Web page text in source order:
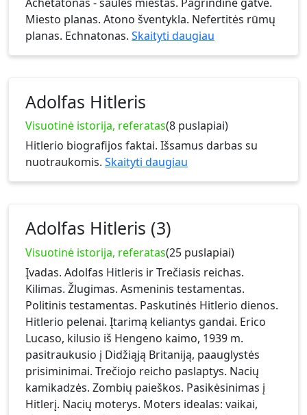
Miesto planas. Atono šventykla. Nefertitės rūmų
planas. Echnatonas. Skaityti daugiau
Adolfas Hitleris
Visuotinė istorija, referatas(8 puslapiai)
Hitlerio biografijos faktai. Išsamus darbas su
nuotraukomis. Skaityti daugiau
Adolfas Hitleris (3)
Visuotinė istorija, referatas(25 puslapiai)
Įvadas. Adolfas Hitleris ir Trečiasis reichas.
Kilimas. Žlugimas. Asmeninis testamentas.
Politinis testamentas. Paskutinės Hitlerio dienos.
Hitlerio pelenai. Įtarimą keliantys gandai. Erico
Lucaso, kilusio iš Hengeno kaimo, 1939 m.
pasitraukusio į Didžiąją Britaniją, paauglystės
prisiminimai. Trečiojo reicho paslaptys. Nacių
kamikadzės. Zombių paieškos. Pasikėsinimas į
Hitlerį. Nacių moterys. Moters idealas: vaikai,